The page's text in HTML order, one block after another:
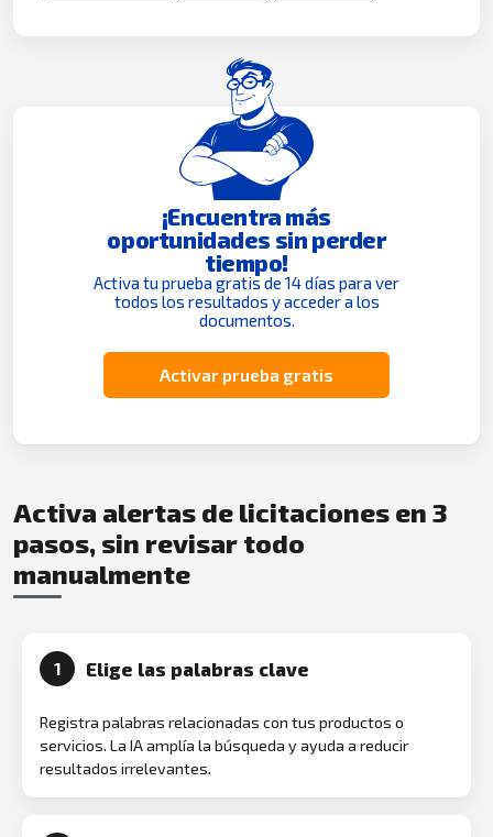
¡Encuentra más
oportunidades sin perder
tiempo!
Activa tu prueba gratis de 14 días para ver
todos los resultados y acceder a los
documentos.
Activar prueba gratis
Activa alertas de licitaciones en 3
pasos, sin revisar todo
manualmente
1 Elige las palabras clave
Registra palabras relacionadas con tus productos o
servicios. La IA amplía la búsqueda y ayuda a reducir
resultados irrelevantes.